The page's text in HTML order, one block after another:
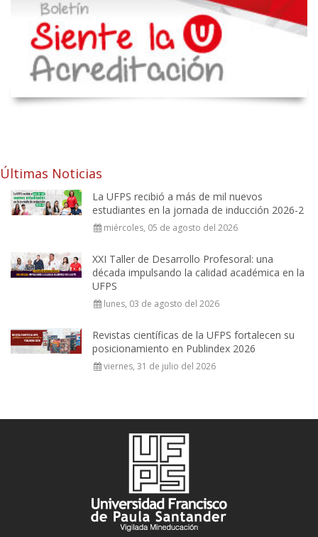
Últimas Noticias
La UFPS recibió a más de mil nuevos
estudiantes en la jornada de inducción 2026-2
miércoles, 05 de agosto del 2026
XXI Taller de Desarrollo Profesoral: una
década impulsando la calidad académica en la
UFPS
lunes, 03 de agosto del 2026
Revistas científicas de la UFPS fortalecen su
posicionamiento en Publindex 2026
viernes, 31 de julio del 2026